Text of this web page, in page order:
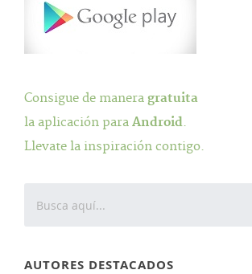
Consigue de manera gratuita
la aplicación para Android.
Llevate la inspiración contigo.
AUTORES DESTACADOS